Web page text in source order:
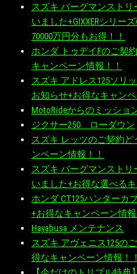
スズキ バーグマンストリ
いました+GIXXERシリ
70000万円分もお得！！
ホンダ トゥデイFのご契
キャンペーン情報！！
スズキ アドレス125ソリ
お知らせ+お得なキャン
MotoRideからのミッショ
ジクサー250 ローダウン
スズキ レッツのご契約
ンペーン情報！！
スズキ バーグマンストリ
いました+お得な選べる
ホンダ CT125ハンターカ
+お得なキャンペーン情報
Hayabusa メンテナンス
スズキ アヴェニス125の
得なキャンペーン情報！！